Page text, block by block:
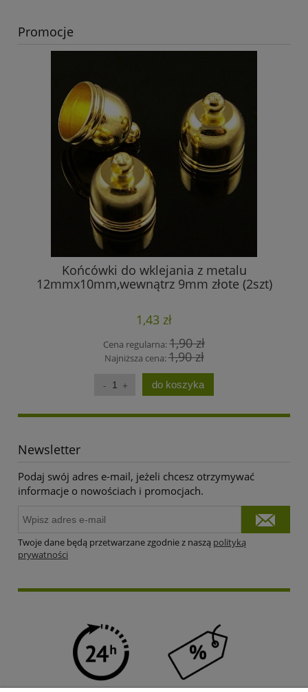
Promocje
Końcówki do wklejania z metalu
12mmx10mm,wewnątrz 9mm złote (2szt)
1,43 zł
Cena regularna:1,90 zł
Najniższa cena:1,90 zł
do koszyka
Newsletter
Podaj swój adres e-mail, jeżeli chcesz otrzymywać
informacje o nowościach i promocjach.
Twoje dane będą przetwarzane zgodnie z naszą polityką
prywatności